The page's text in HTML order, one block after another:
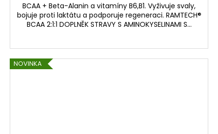
BCAA + Beta-Alanin a vitamíny B6,B1. Vyživuje svaly,
bojuje proti laktátu a podporuje regeneraci. RAMTECH®
BCAA 2:1:1 DOPLNĚK STRAVY S AMINOKYSELINAMI S...
NOVINKA